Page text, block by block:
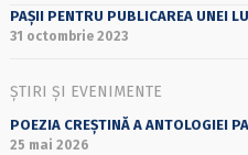
PAȘII PENTRU PUBLICAREA UNEI
31 octombrie 2023
ȘTIRI ȘI EVENIMENTE
POEZIA CREȘTINĂ A ANTOLOGIEI
25 mai 2026